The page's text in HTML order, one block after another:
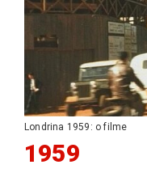
Londrina 1959: o filme
1959